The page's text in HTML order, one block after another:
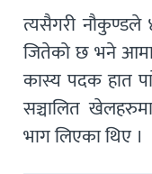
त्यसैगरी
जितेको छ भने
कास्य पदक हात
सञ्चालित
भाग लिएका थिए ।